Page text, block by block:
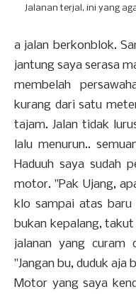
Jalanan terjal, ini yang
a jalan berkonblok.
jantung saya serasa
membelah
kurang dari satu
tajam. Jalan tidak
lalu menurun..
Haduuh saya sudah
motor. "Pak Ujang,
klo sampai atas baru
bukan kepalang,
jalanan yang curam
"Jangan bu, duduk aja
Motor yang saya